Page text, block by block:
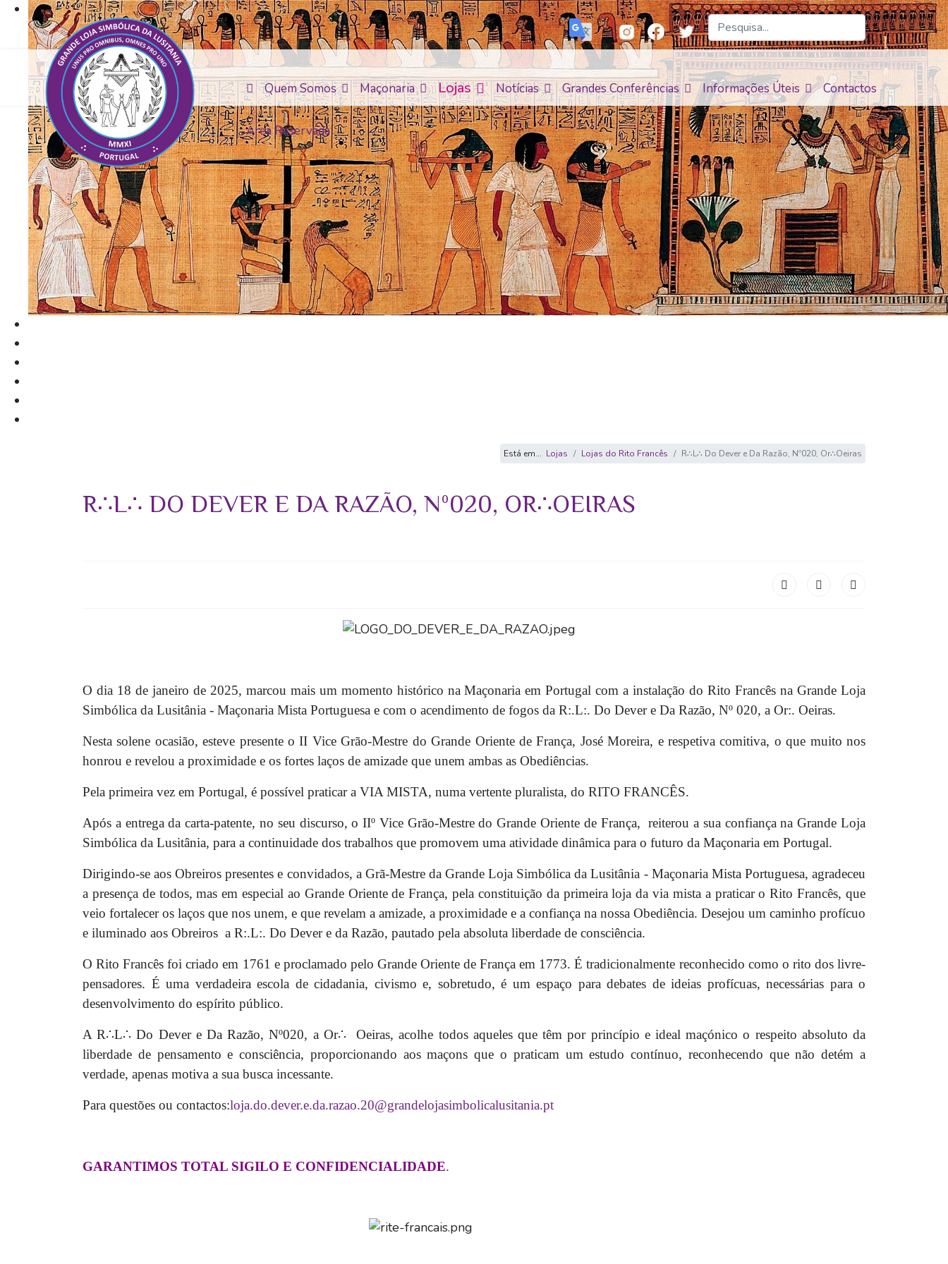
Quem Somos Maçonaria Lojas Notícias Grandes Conferências Informações Úteis Contactos
Área Reservada
Está em... Lojas Lojas do Rito Francês R∴L∴ Do Dever e Da Razão, Nº020, Or∴Oeiras
R∴L∴ DO DEVER E DA RAZÃO, Nº020, OR∴OEIRAS
O dia 18 de janeiro de 2025, marcou mais um momento histórico na Maçonaria em Portugal com a instalação do Rito Francês na Grande Loja
Simbólica da Lusitânia - Maçonaria Mista Portuguesa e com o acendimento de fogos da R:.L:. Do Dever e Da Razão, Nº 020, a Or:. Oeiras.
Nesta solene ocasião, esteve presente o II Vice Grão-Mestre do Grande Oriente de França, José Moreira, e respetiva comitiva, o que muito nos
honrou e revelou a proximidade e os fortes laços de amizade que unem ambas as Obediências.
Pela primeira vez em Portugal, é possível praticar a VIA MISTA, numa vertente pluralista, do RITO FRANCÊS.
Após a entrega da carta-patente, no seu discurso, o IIº Vice Grão-Mestre do Grande Oriente de França, reiterou a sua confiança na Grande Loja
Simbólica da Lusitânia, para a continuidade dos trabalhos que promovem uma atividade dinâmica para o futuro da Maçonaria em Portugal.
Dirigindo-se aos Obreiros presentes e convidados, a Grã-Mestre da Grande Loja Simbólica da Lusitânia - Maçonaria Mista Portuguesa, agradeceu
a presença de todos, mas em especial ao Grande Oriente de França, pela constituição da primeira loja da via mista a praticar o Rito Francês, que
veio fortalecer os laços que nos unem, e que revelam a amizade, a proximidade e a confiança na nossa Obediência. Desejou um caminho profícuo
e iluminado aos Obreiros a R:.L:. Do Dever e da Razão, pautado pela absoluta liberdade de consciência.
O Rito Francês foi criado em 1761 e proclamado pelo Grande Oriente de França em 1773. É tradicionalmente reconhecido como o rito dos livre-
pensadores. É uma verdadeira escola de cidadania, civismo e, sobretudo, é um espaço para debates de ideias profícuas, necessárias para o
desenvolvimento do espírito público.
A R∴L∴ Do Dever e Da Razão, Nº020, a Or∴ Oeiras, acolhe todos aqueles que têmpor princípio e ideal maçónico o respeito absoluto da
liberdade de pensamento e consciência, proporcionando aos maçons que o praticam um estudo contínuo, reconhecendo que não detém a
verdade, apenas motiva a sua busca incessante.
Para questões ou contactos:loja.do.dever.e.da.razao.20@grandelojasimbolicalusitania.pt
GARANTIMOS TOTAL SIGILO E CONFIDENCIALIDADE.